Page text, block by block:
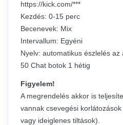
https://kick.com/***
Kezdés: 0-15 perc
Becenevek: Mix
Intervallum: Egyéni
Nyelv: automatikus észlelés
50 Chat botok 1 hétig
Figyelem!
A megrendelés akkor is
vannak csevegési
vagy ideiglenes tiltások).